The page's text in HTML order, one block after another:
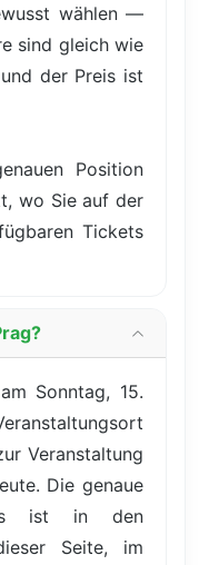
wählen —
sind gleich wie
der Preis ist
Position
wo Sie auf der
Tickets
Sonntag, 15.
Veranstaltung
Die genaue
ist in den
Seite, im